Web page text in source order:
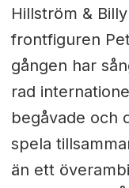
Hillström &
frontfiguren
gången har
rad
begåvade och
spela
än ett